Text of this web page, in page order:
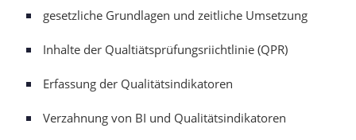
gesetzliche Grundlagen und zeitliche Umsetzung
Inhalte der Qualtiätsprüfungsriichtlinie (QPR)
Erfassung der Qualitätsindikatoren
Verzahnung von BI und Qualitätsindikatoren